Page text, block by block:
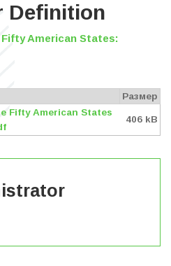
Definition
American States:
Размер
Fifty American States
406 kB